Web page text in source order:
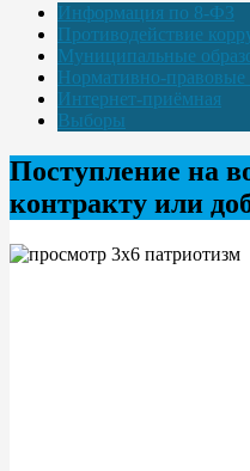
Информация по 8-ФЗ
Противодействие
Муниципальные
Нормативно-правовые
Интернет-приёмная
Выборы
Поступление на
контракту или